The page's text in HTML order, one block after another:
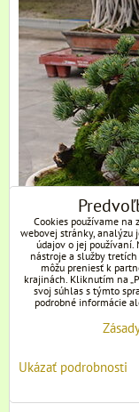
Sme spokojní.
Cookies používame na
webovej stránky, analýzu
údajov o jej používaní.
nástroje a služby
môžu preniesť k
krajinách. Kliknutím na
svoj súhlas s týmto
podrobné informácie
Ukázať podrobnosti